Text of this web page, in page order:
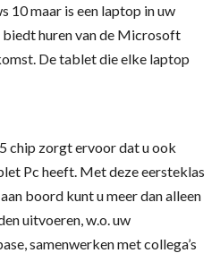
10 maar is een laptop in uw
biedt huren van de Microsoft
De tablet die elke laptop
chip zorgt ervoor dat u ook
Pc heeft. Met deze eersteklas
boord kunt u meer dan alleen
uitvoeren, w.o. uw
samenwerken met collega’s